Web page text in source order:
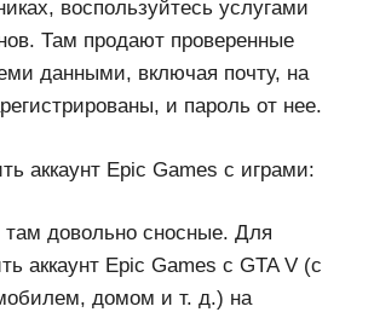
воспользуйтесь услугами
Там продают проверенные
данными, включая почту, на
и пароль от нее.
аккаунт Epic Games с играми:
довольно сносные. Для
аккаунт Epic Games с GTA V (с
домом и т. д.) на